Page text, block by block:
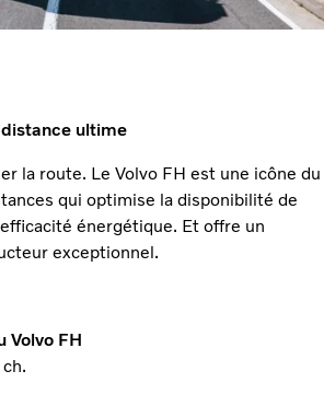
ultime
la route. Le Volvo FH est une icône du
qui optimise la disponibilité de
énergétique. Et offre un
exceptionnel.
Volvo FH